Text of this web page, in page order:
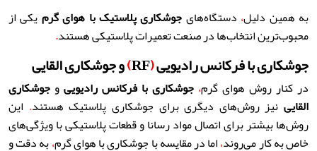
به همین دلیل، دستگاه‌هایجوشکاری پلاستیک با هوای گرمیکی از
محبوب‌ترین انتخاب‌ها در صنعت تعمیرات پلاستیکی هستند.
جوشکاری با فرکانس رادیویی(
RF
)و جوشکاری القایی
در کنار روش هوای گرم، جوشکاری با فرکانس رادیوییوجوشکاری
القایی نیز روش‌های دیگری برای جوشکاری پلاستیک هستند. این
روش‌ها بیشتر برای اتصال مواد رسانا و قطعات پلاستیکی با ویژگی‌های
خاص به کار می‌روند،اما در مقایسه با جوشکاری با هوای گرم،به دقت و